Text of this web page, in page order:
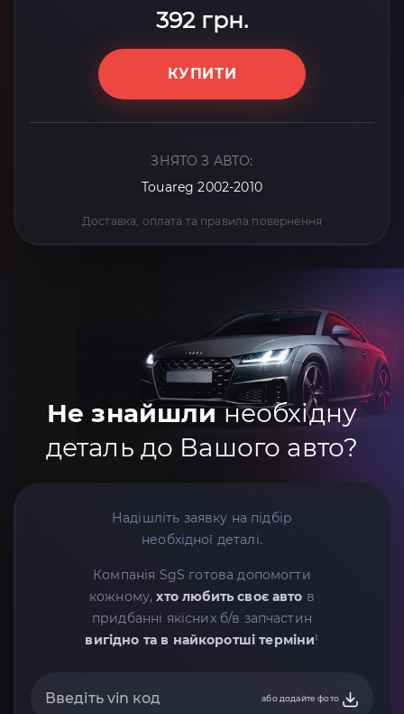
392 грн.
КУПИТИ
ЗНЯТО З АВТО:
Touareg 2002-2010
Доставка, оплата та правила повернення
Не знайшлинеобхідну
деталь до Вашого авто?
Надішліть заявку на підбір
необхідної деталі.
Компанія SgS готова допомогти
кожному,хто любить своє авто в
придбанні якісних б/в запчастин
вигідно та в найкоротші терміни!
або додайте фото